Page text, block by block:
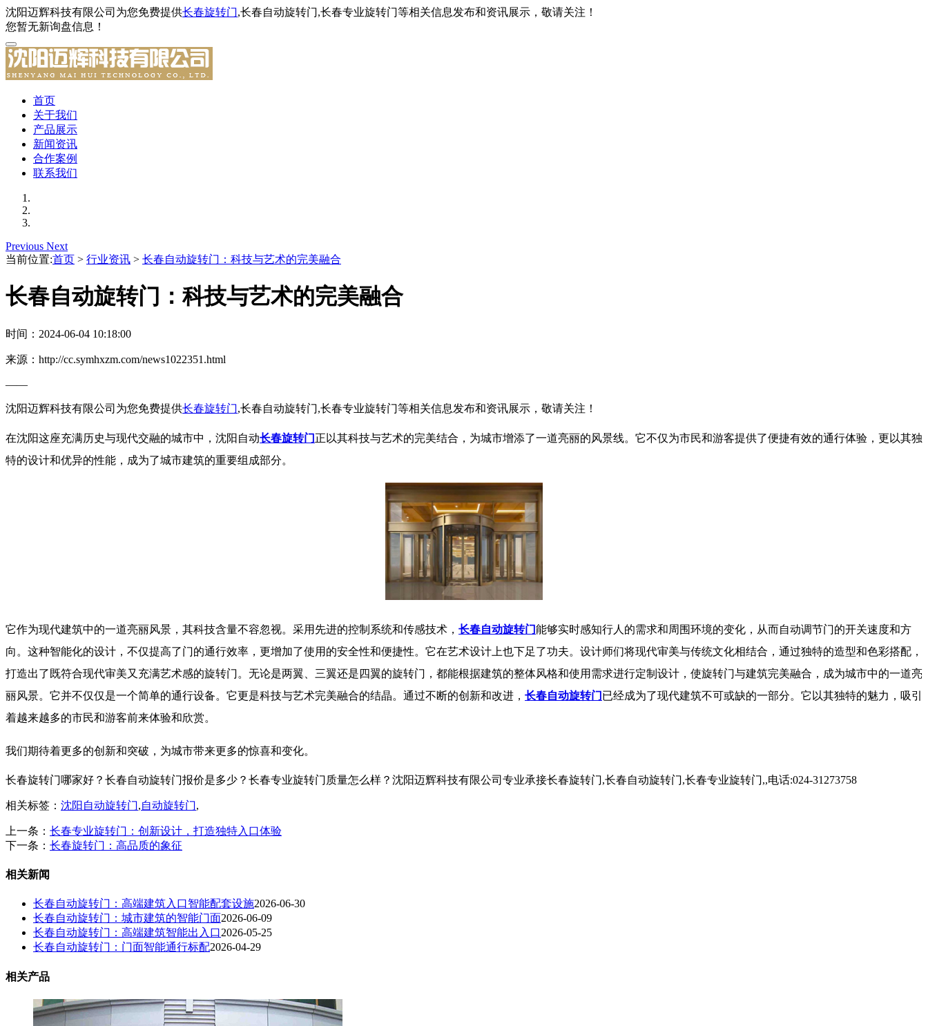
沈阳迈辉科技有限公司为您免费提供长春旋转门,长春自动旋转门,长春专业旋转门等相关信息发布和资讯展示，敬请关注！
您暂无新询盘信息！
首页
关于我们
产品展示
新闻资讯
合作案例
联系我们
Previous Next
当前位置:首页 > 行业资讯 > 长春自动旋转门：科技与艺术的完美融合
长春自动旋转门：科技与艺术的完美融合
时间：2024-06-04 10:18:00
来源：http://cc.symhxzm.com/news1022351.html
——
沈阳迈辉科技有限公司为您免费提供长春旋转门,长春自动旋转门,长春专业旋转门等相关信息发布和资讯展示，敬请关注！
在沈阳这座充满历史与现代交融的城市中，沈阳自动长春旋转门 正以其科技与艺术的完美结合，为城市增添了一道亮丽的风景线。它不仅为市民和游客提供了便捷有效的通行体验，更以其独
特的设计和优异的性能，成为了城市建筑的重要组成部分。
它作为现代建筑中的一道亮丽风景，其科技含量不容忽视。采用先进的控制系统和传感技术， 长春自动旋转门能够实时感知行人的需求和周围环境的变化，从而自动调节门的开关速度和方
向。这种智能化的设计，不仅提高了门的通行效率，更增加了使用的安全性和便捷性。它在艺术设计上也下足了功夫。设计师们将现代审美与传统文化相结合，通过独特的造型和色彩搭配，
打造出了既符合现代审美又充满艺术感的旋转门。无论是两翼、三翼还是四翼的旋转门，都能根据建筑的整体风格和使用需求进行定制设计，使旋转门与建筑完美融合，成为城市中的一道亮
丽风景。它并不仅仅是一个简单的通行设备。它更是科技与艺术完美融合的结晶。通过不断的创新和改进， 长春自动旋转门 已经成为了现代建筑不可或缺的一部分。它以其独特的魅力，吸引
着越来越多的市民和游客前来体验和欣赏。
我们期待着更多的创新和突破，为城市带来更多的惊喜和变化。
长春旋转门哪家好？长春自动旋转门报价是多少？长春专业旋转门质量怎么样？沈阳迈辉科技有限公司专业承接长春旋转门,长春自动旋转门,长春专业旋转门,,电话:024-31273758
相关标签： 沈阳自动旋转门,自动旋转门,
上一条： 长春专业旋转门：创新设计，打造独特入口体验
下一条： 长春旋转门：高品质的象征
相关新闻
长春自动旋转门：高端建筑入口智能配套设施2026-06-30
长春自动旋转门：城市建筑的智能门面2026-06-09
长春自动旋转门：高端建筑智能出入口2026-05-25
长春自动旋转门：门面智能通行标配2026-04-29
相关产品